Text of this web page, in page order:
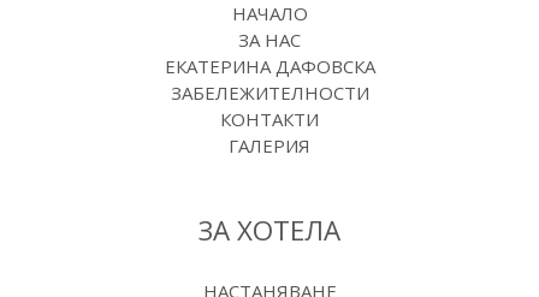
НАЧАЛО
ЗА НАС
ЕКАТЕРИНА ДАФОВСКА
ЗАБЕЛЕЖИТЕЛНОСТИ
КОНТАКТИ
ГАЛЕРИЯ
ЗА ХОТЕЛА
НАСТАНЯВАНЕ